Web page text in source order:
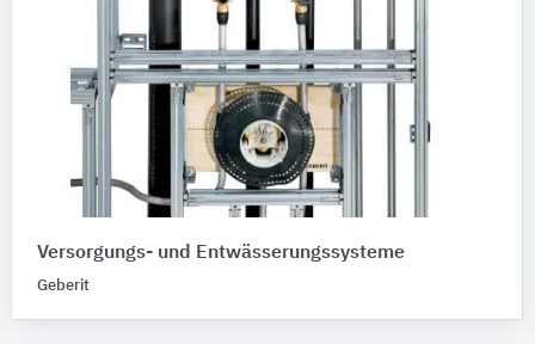
Versorgungs- und Entwässerungssysteme
Geberit